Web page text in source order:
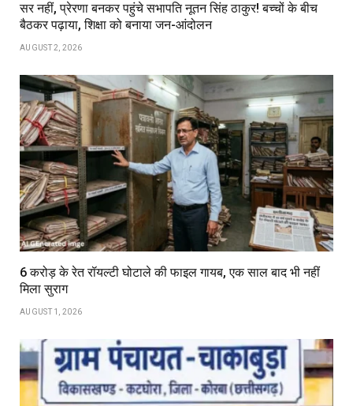
सर नहीं, प्रेरणा बनकर पहुंचे सभापति नूतन सिंह ठाकुर! बच्चों के बीच
बैठकर पढ़ाया, शिक्षा को बनाया जन-आंदोलन
AUGUST 2, 2026
6 करोड़ के रेत रॉयल्टी घोटाले की फाइल गायब, एक साल बाद भी नहीं
मिला सुराग
AUGUST 1, 2026